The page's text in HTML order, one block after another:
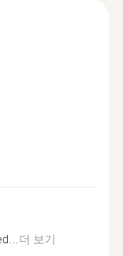
더 보기